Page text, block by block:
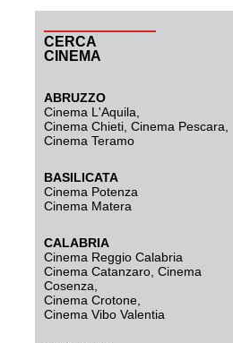
CERCA
CINEMA
ABRUZZO
Cinema L'Aquila
Cinema Chieti, Cinema Pescara,
Cinema Teramo
BASILICATA
Cinema Potenza
Cinema Matera
CALABRIA
Cinema Reggio Calabria
Cinema Catanzaro Cinema
Cosenza
Cinema Crotone
Cinema Vibo Valentia